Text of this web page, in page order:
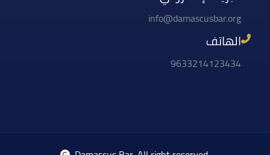
info@damascusbar.org
الهاتف
9633214123434